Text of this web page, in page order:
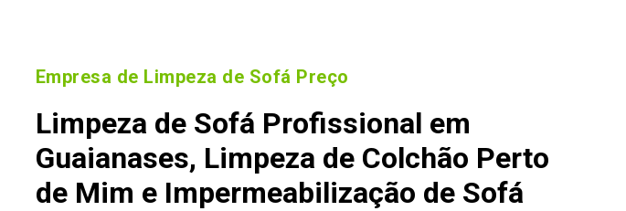
Empresa de Limpeza de Sofá Preço
Limpeza de Sofá Profissional em
Guaianases, Limpeza de Colchão Perto
de Mim e Impermeabilização de Sofá